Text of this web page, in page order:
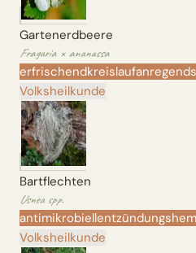
Gartenerdbeere
Fragaria × ananassa
erfrischendkreislaufanregend
Volksheilkunde
Bartflechten
Usnea spp.
antimikrobiell
Volksheilkunde